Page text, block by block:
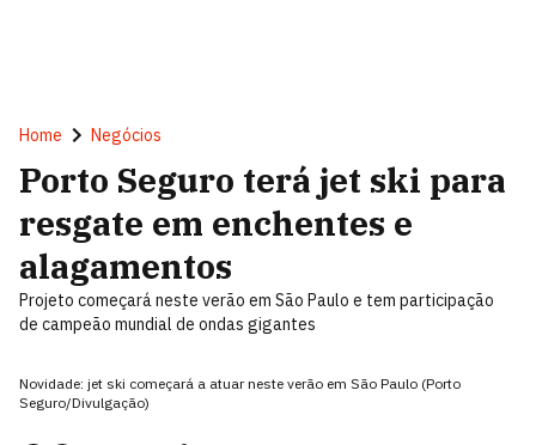
Home Negócios
Porto Seguro terá jet ski para
resgate em enchentes e
alagamentos
Projeto começará neste verão em São Paulo e tem participação
de campeão mundial de ondas gigantes
Novidade: jet ski começará a atuar neste verão em São Paulo (Porto
Seguro/Divulgação)